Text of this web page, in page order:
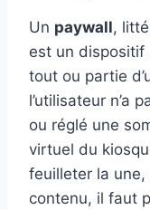
Un paywall,
est un dispositif
tout ou partie
l’utilisateur n’a
ou réglé une
virtuel du
feuilleter la une,
contenu, il faut